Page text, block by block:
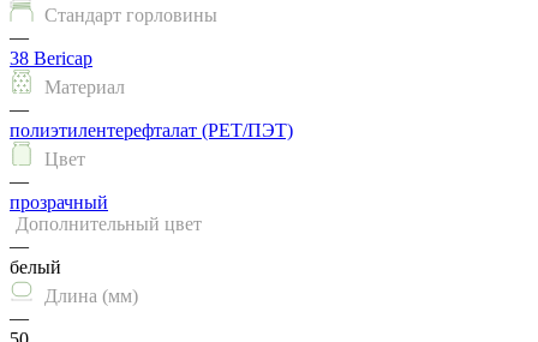
Стандарт горловины
—
38 Bericap
Материал
—
полиэтилентерефталат (PET/ПЭТ)
Цвет
—
прозрачный
Дополнительный цвет
—
белый
Длина (мм)
—